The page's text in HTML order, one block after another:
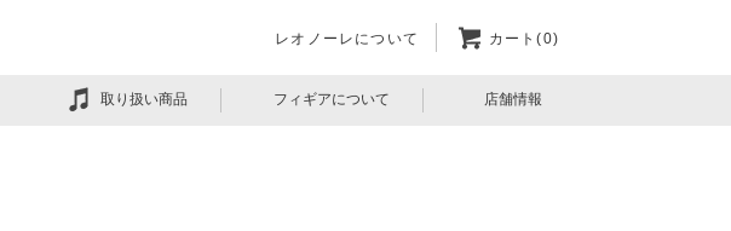
レオノーレについて カート(0)
取り扱い商品 フィギアについて 店舗情報